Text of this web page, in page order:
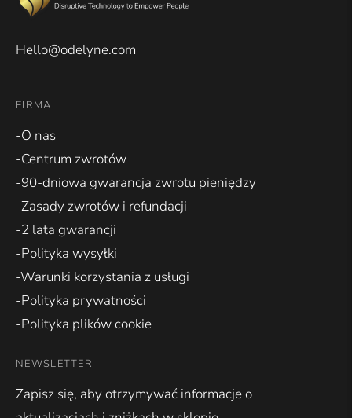
Hello@odelyne.com
FIRMA
-O nas
-Centrum zwrotów
-90-dniowa gwarancja zwrotu pieniędzy
-Zasady zwrotów i refundacji
-2 lata gwarancji
-Polityka wysyłki
-Warunki korzystania z usługi
-Polityka prywatności
-Polityka plików cookie
NEWSLETTER
Zapisz się, aby otrzymywać informacje o